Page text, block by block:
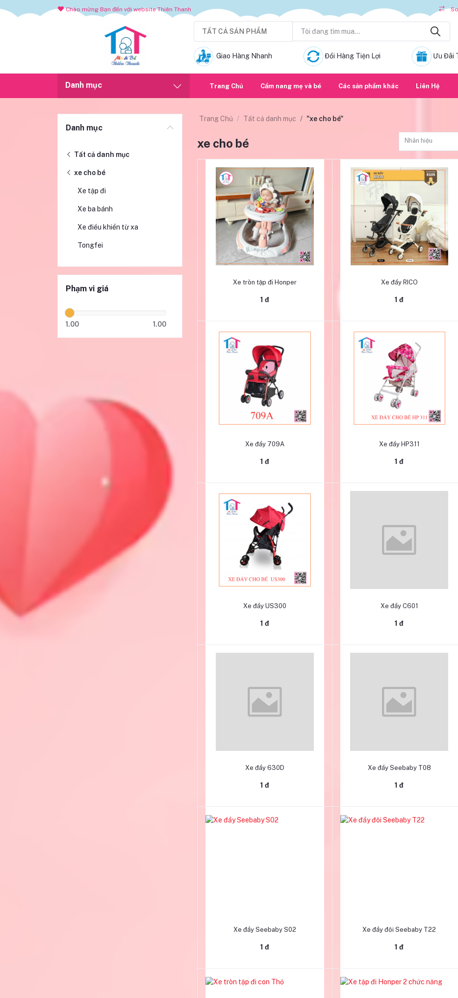
Chào mừng Bạn đến với website Thiên Thanh
TẤT CẢ SẢN PHẨM
Giao Hàng Nhanh Đổi Hàng Tiện Lợi Ưu Đãi
Danh mục Trang Chủ Cẩm nang mẹ và bé Các sản phẩm khác Liên Hệ
Danh mục
Tất cả danh mục
xe cho bé
Xe tập đi
Xe ba bánh
Xe điều khiển từ xa
Tongfei
Phạm vi giá
1.00 1.00
Trang Chủ Tất cả danh mục "xe cho bé"
xe cho bé Nhãn hiệu
Xe tròn tập đi Honper
1 đ
Xe đẩy RICO
1 đ
Xe đẩy 709A
1 đ
Xe đẩy HP311
1 đ
Xe đẩy US300
1 đ
Xe đẩy C601
1 đ
Xe đẩy 630D
1 đ
Xe đẩy Seebaby T08
1 đ
Xe đẩy Seebaby S02
1 đ
Xe đẩy đôi Seebaby T22
1 đ